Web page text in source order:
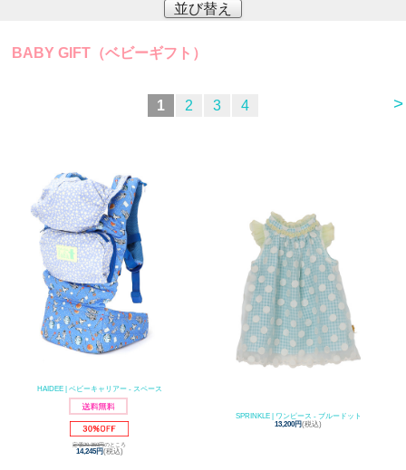
並び替え
BABY GIFT（ベビーギフト）
>
1 2 3 4
HAIDEE | ベビーキャリアー - スペース
定価20,350円のところ
14,245円(税込)
SPRINKLE | ワンピース - ブルードット
13,200円(税込)